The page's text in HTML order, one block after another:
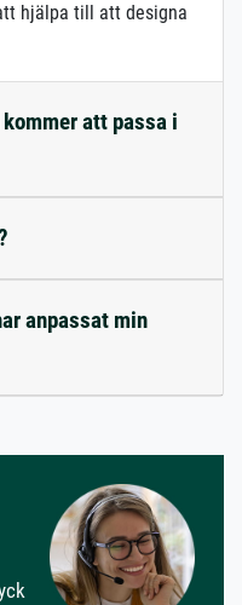
hjälpa till att designa
att passa i
anpassat min